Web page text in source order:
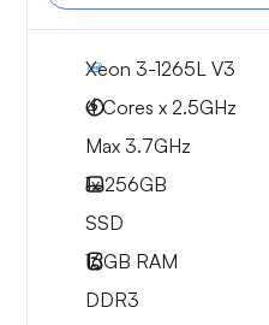
Xeon 3-1265L V3
4 Cores x 2.5GHz
Max 3.7GHz
1x256GB
SSD
16GB RAM
DDR3